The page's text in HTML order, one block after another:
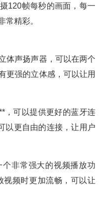
120帧每秒的画面，每一
常精彩。
体声扬声器，可以在两个
更强的立体感，可以让用
，可以提供更好的蓝牙连
以更自由的连接，让用户
非常强大的视频播放功
视频时更加流畅，可以让